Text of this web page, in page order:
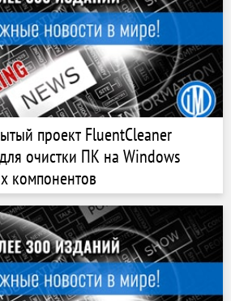
проект FluentCleaner
очистки ПК на Windows
компонентов